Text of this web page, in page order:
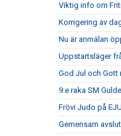
Viktig info om
Korrigering av
Nu är anmälan
Uppstartsläger
God Jul och Gott
9:e raka SM
Frövi Judo på
Gemensam